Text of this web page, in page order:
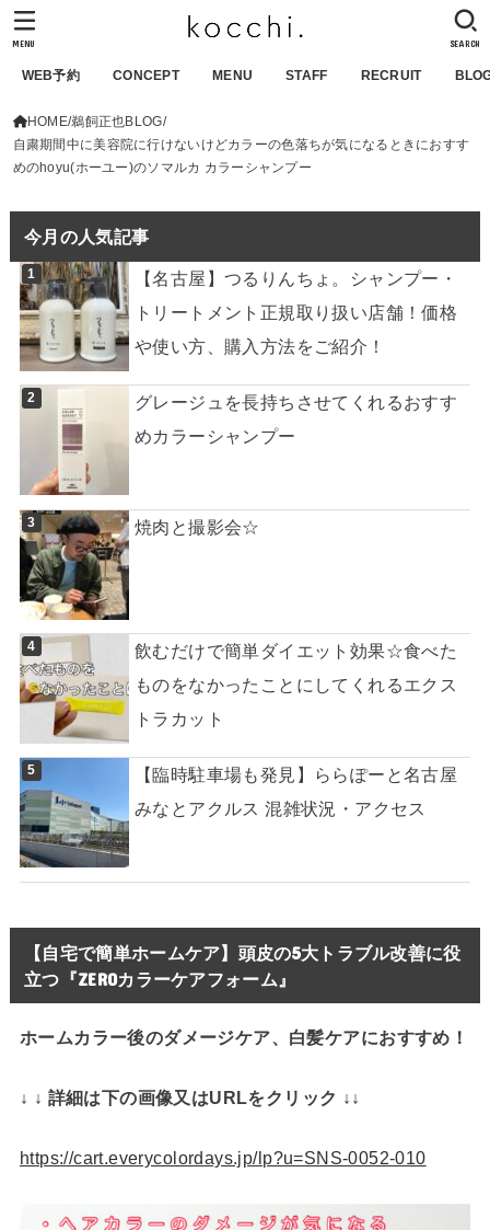
WEB予約 CONCEPT MENU STAFF RECRUIT
SEARCH
MENU
HOME 鵜飼正也BLOG
自粛期間中に美容院に行けないけどカラーの色落ちが気になるときにおすす
めのhoyu(ホーユー)のソマルカ カラーシャンプー
今月の人気記事
【名古屋】つるりんちょ。シャンプー・
トリートメント正規取り扱い店舗！価格
や使い方、購入方法をご紹介！
グレージュを長持ちさせてくれるおすす
めカラーシャンプー
焼肉と撮影会☆
飲むだけで簡単ダイエット効果☆食べた
ものをなかったことにしてくれるエクス
トラカット
【臨時駐車場も発見】ららぽーと名古屋
みなとアクルス 混雑状況・アクセス
【自宅で簡単ホームケア】頭皮の5大トラブル改善に役
立つ『ZEROカラーケアフォーム』
ホームカラー後のダメージケア、白髪ケアにおすすめ！
↓ ↓ 詳細は下の画像又はURLをクリック ↓↓
https://cart.everycolordays.jp/lp?u=SNS-0052-010